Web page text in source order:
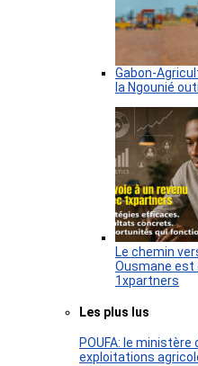
Gabon-
la Ngounié
Le chemin
Ousmane est
1xpartners
Les plus lus
POUFA: le
exploitations